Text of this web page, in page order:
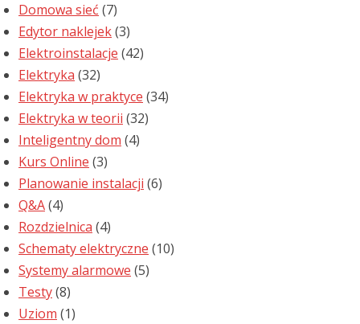
Domowa sieć (7)
Edytor naklejek(3)
Elektroinstalacje (42)
Elektryka (32)
Elektryka w praktyce (34)
Elektryka w teorii (32)
Inteligentny dom (4)
Kurs Online (3)
Planowanie instalacji (6)
Q&A(4)
Rozdzielnica (4)
Schematy elektryczne (10)
Systemy alarmowe (5)
Testy(8)
Uziom (1)